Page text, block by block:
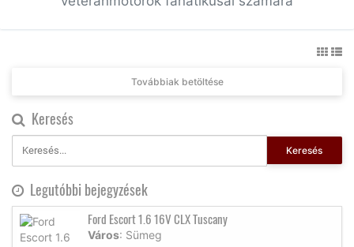
Továbbiak betöltése
Keresés
Keresés
Legutóbbi bejegyzések
Ford Escort 1.6 16V CLX Tuscany
Város: Sümeg